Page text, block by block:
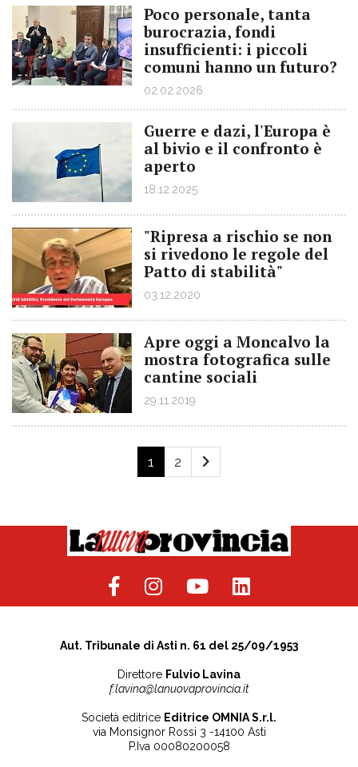
Poco personale, tanta
burocrazia, fondi
insufficienti: i piccoli
comuni hanno un futuro?
02.02.2026
Guerre e dazi, l'Europa è
al bivio e il confronto è
aperto
18.12.2025
"Ripresa a rischio se non
si rivedono le regole del
Patto di stabilità"
03.12.2020
Apre oggi a Moncalvo la
mostra fotografica sulle
cantine sociali
29.11.2019
1 2
Aut. Tribunale di Asti n. 61 del 25/09/1953
Direttore Fulvio Lavina
f.lavina@lanuovaprovincia.it
Società editrice Editrice OMNIA S.r.l.
via Monsignor Rossi 3 -14100 Asti
P.Iva 00080200058